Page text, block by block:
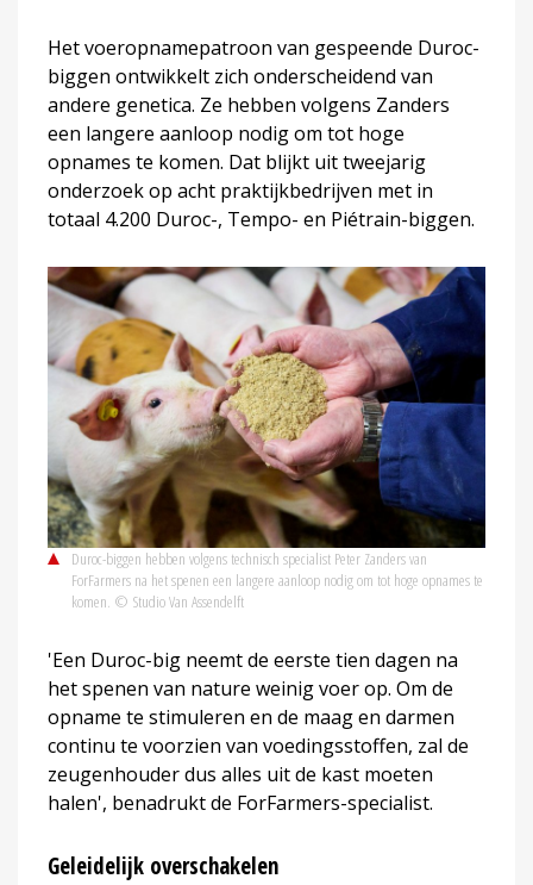
Het voeropnamepatroon van gespeende Duroc-
biggen ontwikkelt zich onderscheidend van
andere genetica. Ze hebben volgens Zanders
een langere aanloop nodig om tot hoge
opnames te komen. Dat blijkt uit tweejarig
onderzoek op acht praktijkbedrijven met in
totaal 4.200 Duroc-, Tempo- en Piétrain-biggen.
Duroc-biggen hebben volgens technisch specialist Peter Zanders van
ForFarmers na het spenen een langere aanloop nodig om tot hoge opnames te
komen. © Studio Van Assendelft
'Een Duroc-big neemt de eerste tien dagen na
het spenen van nature weinig voer op. Om de
opname te stimuleren en de maag en darmen
continu te voorzien van voedingsstoffen, zal de
zeugenhouder dus alles uit de kast moeten
halen', benadrukt de ForFarmers-specialist.
Geleidelijk overschakelen